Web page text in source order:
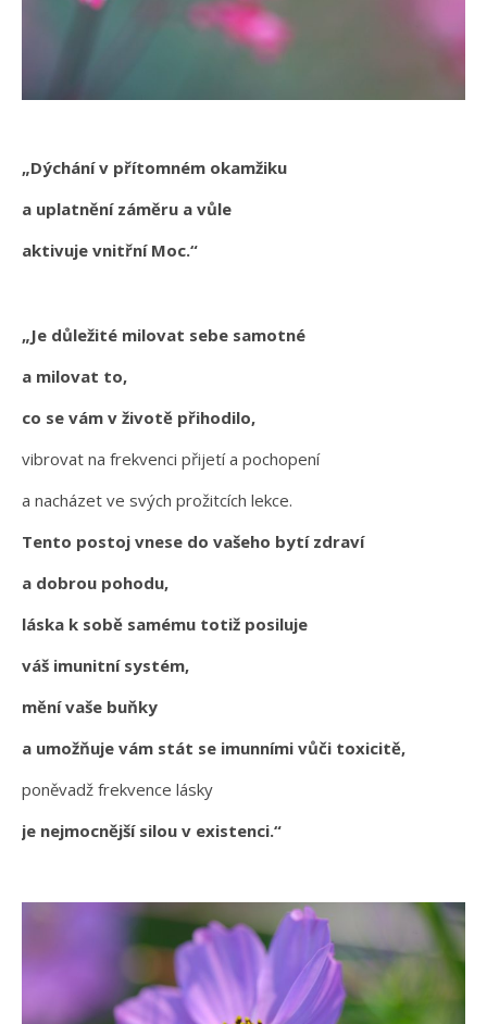
„Dýchání v přítomném okamžiku
a uplatnění záměru a vůle
aktivuje vnitřní Moc.“
„Je důležité milovat sebe samotné
a milovat to,
co se vám v životě přihodilo,
vibrovat na frekvenci přijetí a pochopení
a nacházet ve svých prožitcích lekce.
Tento postoj vnese do vašeho bytí zdraví
a dobrou pohodu,
láska k sobě samému totiž posiluje
váš imunitní systém,
mění vaše buňky
a umožňuje vám stát se imunními vůči toxicitě,
poněvadž frekvence lásky
je nejmocnější silou v existenci.“